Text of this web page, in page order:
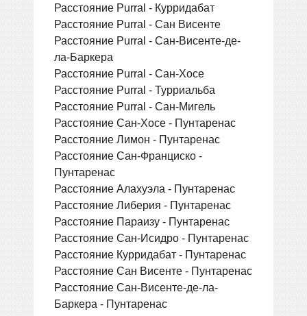
Расстояние Purral - Курридабат
Расстояние Purral - Сан Висенте
Расстояние Purral - Сан-Висенте-де-
ла-Баркера
Расстояние Purral - Сан-Хосе
Расстояние Purral - Турриальба
Расстояние Purral - Сан-Мигель
Расстояние Сан-Хосе - Пунтаренас
Расстояние Лимон - Пунтаренас
Расстояние Сан-Франциско -
Пунтаренас
Расстояние Алахуэла - Пунтаренас
Расстояние Либерия - Пунтаренас
Расстояние Параизу - Пунтаренас
Расстояние Сан-Исидро - Пунтаренас
Расстояние Курридабат - Пунтаренас
Расстояние Сан Висенте - Пунтаренас
Расстояние Сан-Висенте-де-ла-
Баркера - Пунтаренас